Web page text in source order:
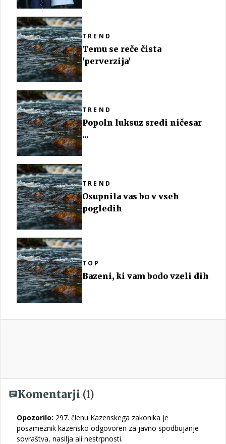
TREND
Temu se reče čista
'perverzija'
TREND
Popoln luksuz sredi ničesar
...
TREND
Osupnila vas bo v vseh
pogledih
TOP
Bazeni, ki vam bodo vzeli dih
Komentarji (1)
Opozorilo: 297. členu Kazenskega zakonika je
posameznik kazensko odgovoren za javno spodbujanje
sovraštva, nasilja ali nestrpnosti.